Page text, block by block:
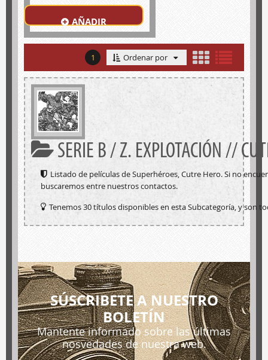
AÑADIR
1 Ordenar por
SERIE B / Z. EXPLOTACIÓN //
Listado de películas de Superhéroes, Cutre Hero. Si no
buscaremos entre nuestros contactos.
Tenemos 30 títulos disponibles en esta Subcategoría, y son
SÚSCRIBETE A NUESTRO
BOLETÍN
Mantente informado sobre las últimas
nosvedades de nuestra web.